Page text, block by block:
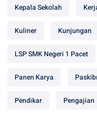
Kepala Sekolah
Kuliner Kunjungan
LSP SMK Negeri 1 Pacet
Panen Karya
Pendikar Pengajian